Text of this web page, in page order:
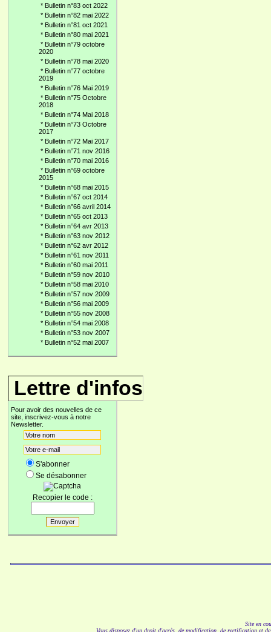
* Bulletin n°83 oct 2022
* Bulletin n°82 mai 2022
* Bulletin n°81 oct 2021
* Bulletin n°80 mai 2021
* Bulletin n°79 octobre
2020
* Bulletin n°78 mai 2020
* Bulletin n°77 octobre
2019
* Bulletin n°76 Mai 2019
* Bulletin n°75 Octobre
2018
* Bulletin n°74 Mai 2018
* Bulletin n°73 Octobre
2017
* Bulletin n°72 Mai 2017
* Bulletin n°71 nov 2016
* Bulletin n°70 mai 2016
* Bulletin n°69 octobre
2015
* Bulletin n°68 mai 2015
* Bulletin n°67 oct 2014
* Bulletin n°66 avril 2014
* Bulletin n°65 oct 2013
* Bulletin n°64 avr 2013
* Bulletin n°63 nov 2012
* Bulletin n°62 avr 2012
* Bulletin n°61 nov 2011
* Bulletin n°60 mai 2011
* Bulletin n°59 nov 2010
* Bulletin n°58 mai 2010
* Bulletin n°57 nov 2009
* Bulletin n°56 mai 2009
* Bulletin n°55 nov 2008
* Bulletin n°54 mai 2008
* Bulletin n°53 nov 2007
* Bulletin n°52 mai 2007
Lettre d'infos
Pour avoir des nouvelles de ce
site, inscrivez-vous à notre
Newsletter.
S'abonner
Se désabonner
Recopier le code :
Site en
Vous disposez d'un droit d'accès, de modification, de rectification et